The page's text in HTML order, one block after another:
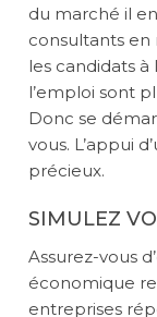
du marché il
consultants
les candidats
l’emploi sont
Donc se
vous. L’appui
précieux.
SIMULEZ
Assurez-vous
économique
entreprises